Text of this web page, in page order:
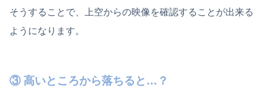
そうすることで、上空からの映像を確認することが出来る
ようになります。
③ 高いところから落ちると…？